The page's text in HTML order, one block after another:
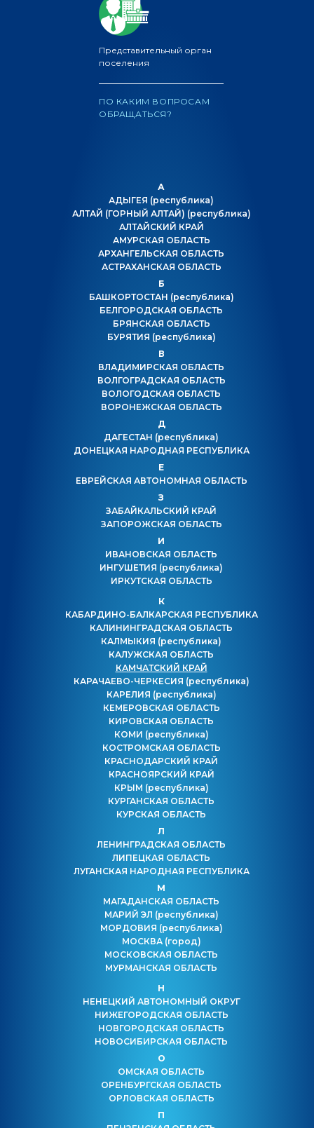
Представительный орган
поселения
ПО КАКИМ ВОПРОСАМ
ОБРАЩАТЬСЯ?
А
АДЫГЕЯ (республика)
АЛТАЙ (ГОРНЫЙ АЛТАЙ) (республика)
АЛТАЙСКИЙ КРАЙ
АМУРСКАЯ ОБЛАСТЬ
АРХАНГЕЛЬСКАЯ ОБЛАСТЬ
АСТРАХАНСКАЯ ОБЛАСТЬ
Б
БАШКОРТОСТАН (республика)
БЕЛГОРОДСКАЯ ОБЛАСТЬ
БРЯНСКАЯ ОБЛАСТЬ
БУРЯТИЯ (республика)
В
ВЛАДИМИРСКАЯ ОБЛАСТЬ
ВОЛГОГРАДСКАЯ ОБЛАСТЬ
ВОЛОГОДСКАЯ ОБЛАСТЬ
ВОРОНЕЖСКАЯ ОБЛАСТЬ
Д
ДАГЕСТАН (республика)
ДОНЕЦКАЯ НАРОДНАЯ РЕСПУБЛИКА
Е
ЕВРЕЙСКАЯ АВТОНОМНАЯ ОБЛАСТЬ
З
ЗАБАЙКАЛЬСКИЙ КРАЙ
ЗАПОРОЖСКАЯ ОБЛАСТЬ
И
ИВАНОВСКАЯ ОБЛАСТЬ
ИНГУШЕТИЯ (республика)
ИРКУТСКАЯ ОБЛАСТЬ
К
КАБАРДИНО-БАЛКАРСКАЯ РЕСПУБЛИКА
КАЛИНИНГРАДСКАЯ ОБЛАСТЬ
КАЛМЫКИЯ (республика)
КАЛУЖСКАЯ ОБЛАСТЬ
КАМЧАТСКИЙ КРАЙ
КАРАЧАЕВО-ЧЕРКЕСИЯ (республика)
КАРЕЛИЯ (республика)
КЕМЕРОВСКАЯ ОБЛАСТЬ
КИРОВСКАЯ ОБЛАСТЬ
КОМИ (республика)
КОСТРОМСКАЯ ОБЛАСТЬ
КРАСНОДАРСКИЙ КРАЙ
КРАСНОЯРСКИЙ КРАЙ
КРЫМ (республика)
КУРГАНСКАЯ ОБЛАСТЬ
КУРСКАЯ ОБЛАСТЬ
Л
ЛЕНИНГРАДСКАЯ ОБЛАСТЬ
ЛИПЕЦКАЯ ОБЛАСТЬ
ЛУГАНСКАЯ НАРОДНАЯ РЕСПУБЛИКА
М
МАГАДАНСКАЯ ОБЛАСТЬ
МАРИЙ ЭЛ (республика)
МОРДОВИЯ (республика)
МОСКВА (город)
МОСКОВСКАЯ ОБЛАСТЬ
МУРМАНСКАЯ ОБЛАСТЬ
Н
НЕНЕЦКИЙ АВТОНОМНЫЙ ОКРУГ
НИЖЕГОРОДСКАЯ ОБЛАСТЬ
НОВГОРОДСКАЯ ОБЛАСТЬ
НОВОСИБИРСКАЯ ОБЛАСТЬ
О
ОМСКАЯ ОБЛАСТЬ
ОРЕНБУРГСКАЯ ОБЛАСТЬ
ОРЛОВСКАЯ ОБЛАСТЬ
П